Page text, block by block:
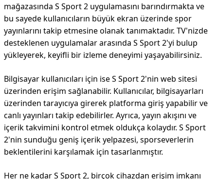
mağazasında S Sport 2 uygulamasını barındırmakta ve
bu sayede kullanıcıların büyük ekran üzerinde spor
yayınlarını takip etmesine olanak tanımaktadır. TV'nizde
desteklenen uygulamalar arasında S Sport 2'yi bulup
yükleyerek, keyifli bir izleme deneyimi yaşayabilirsiniz.
Bilgisayar kullanıcıları için ise S Sport 2'nin web sitesi
üzerinden erişim sağlanabilir. Kullanıcılar, bilgisayarları
üzerinden tarayıcıya girerek platforma giriş yapabilir ve
canlı yayınları takip edebilirler. Ayrıca, yayın akışını ve
içerik takvimini kontrol etmek oldukça kolaydır. S Sport
2'nin sunduğu geniş içerik yelpazesi, sporseverlerin
beklentilerini karşılamak için tasarlanmıştır.
Her ne kadar S Sport 2, birçok cihazdan erişim imkanı